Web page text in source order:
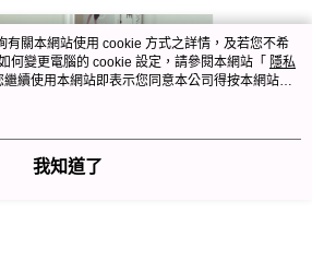
有關本網站使用 cookie 方式之詳情，及若您不希
何變更電腦的 cookie 設定，請參閱本網站「 隱私
繼續使用本網站即表示您同意本公司得按本網站使
。
我知道了